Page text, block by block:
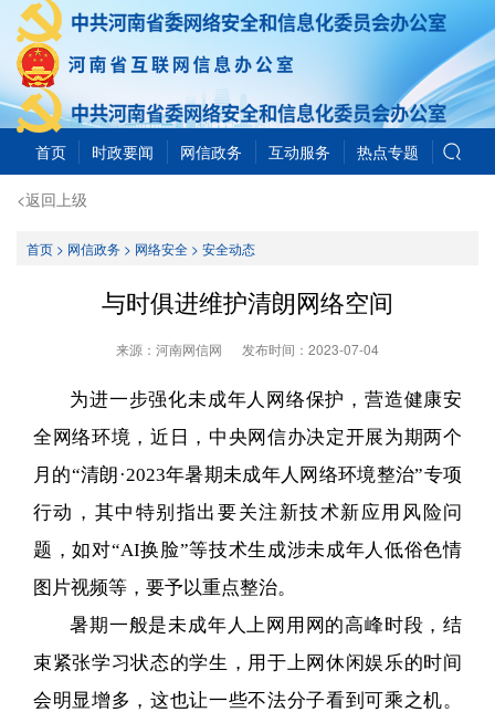
首页 时政要闻 网信政务 互动服务 热点专题
<返回上级
首页> 网信政务> 网络安全> 安全动态
与时俱进维护清朗网络空间
来源：河南网信网 发布时间： 2023-07-04
为进一步强化未成年人网络保护，营造健康安
全网络环境，近日，中央网信办决定开展为期两个
月的“清朗·2023年暑期未成年人网络环境整治”专项
行动，其中特别指出要关注新技术新应用风险问
题，如对“AI换脸”等技术生成涉未成年人低俗色情
图片视频等，要予以重点整治。
暑期一般是未成年人上网用网的高峰时段，结
束紧张学习状态的学生，用于上网休闲娱乐的时间
会明显增多，这也让一些不法分子看到可乘之机。